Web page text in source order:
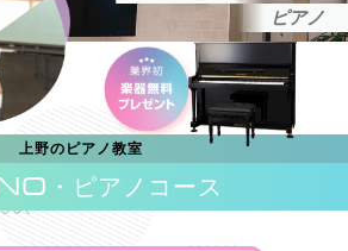
ピアノ
上野のピアノ教室
・ピアノコース